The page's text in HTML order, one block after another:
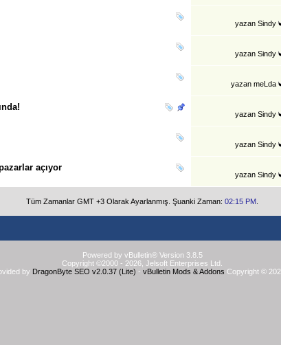
yazan Sindy
yazan Sindy
yazan meLda
yazan Sindy
yazan Sindy
açıyor
yazan Sindy
Tüm Zamanlar GMT +3 Olarak Ayarlanmış. Şuanki Zaman: 02:15 PM
Powered by vBulletin® Version 3.8.5
Copyright ©2000 - 2026, Jelsoft Enterprises Ltd.
by DragonByte SEO v2.0.37 (Lite) - vBulletin Mods & Addons Copyright ©